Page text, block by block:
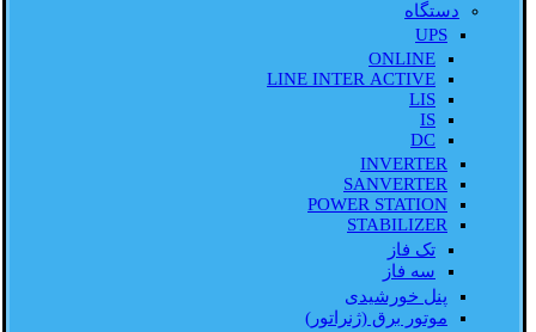
دستگاه
UPS
ONLINE
LINE INTER ACTIVE
LIS
IS
DC
INVERTER
SANVERTER
POWER STATION
STABILIZER
تک فاز
سه فاز
پنل خورشیدی
موتور برق (ژنراتور)